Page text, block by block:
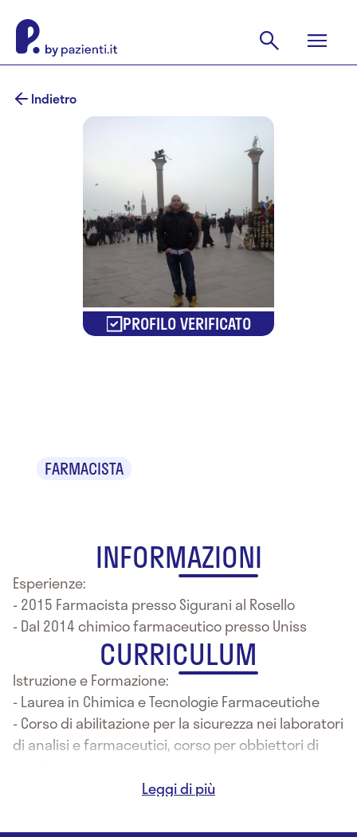
Indietro
PROFILO VERIFICATO
FARMACISTA
INFORMAZIONI
Esperienze:
- 2015 Farmacista presso Sigurani al Rosello
- Dal 2014 chimico farmaceutico presso Uniss
CURRICULUM
Istruzione e Formazione:
- Laurea in Chimica e Tecnologie Farmaceutiche
- Corso di abilitazione per la sicurezza nei laboratori
di analisi e farmaceutici, corso per obbiettori di
- 2015 Laurea in Farmacia, Chimica e tecnologie
Sassari